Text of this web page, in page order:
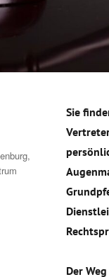
Sie
Der
,